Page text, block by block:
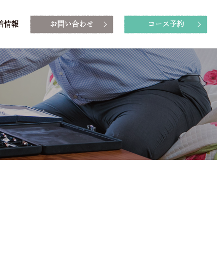
情報 お問い合わせ コース予約